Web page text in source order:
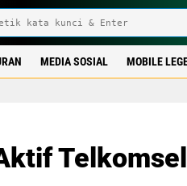
MEDIA SOSIAL MOBILE